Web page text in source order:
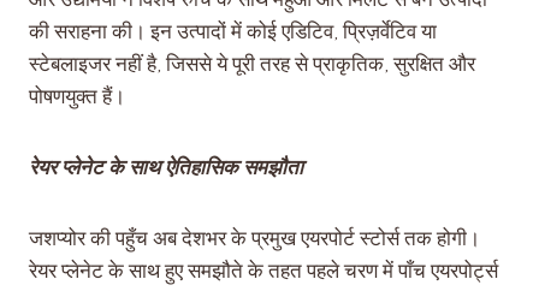
की सराहना की। इन उत्पादों में कोई एडिटिव, प्रिज़र्वेटिव या
स्टेबलाइजर नहीं है, जिससे ये पूरी तरह से प्राकृतिक, सुरक्षित और
पोषणयुक्त हैं।
रेयर प्लेनेट के साथ ऐतिहासिक समझौता
जशप्योर की पहुँच अब देशभर के प्रमुख एयरपोर्ट स्टोर्स तक होगी।
रेयर प्लेनेट के साथ हुए समझौते के तहत पहले चरण में पाँच एयरपोर्ट्स